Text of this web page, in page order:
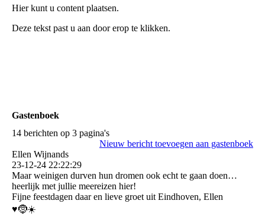
Hier kunt u content plaatsen.
Deze tekst past u aan door erop te klikken.
Gastenboek
14 berichten op 3 pagina's
Nieuw bericht toevoegen aan gastenboek
Ellen Wijnands
23-12-24 22:22:29
Maar weinigen durven hun dromen ook echt te gaan doen…
heerlijk met jullie meereizen hier!
Fijne feestdagen daar en lieve groet uit Eindhoven, Ellen
♥️🤶☀️